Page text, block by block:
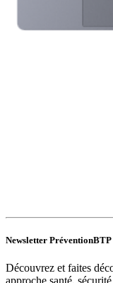
Newsletter PréventionBTP
Découvrez et faites
approche santé,